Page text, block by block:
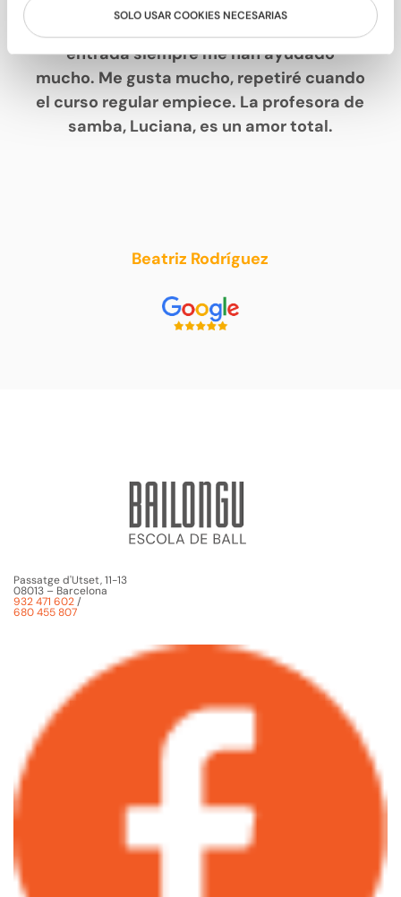
SOLO USAR COOKIES NECESARIAS
entrada siempre me han ayudado
mucho. Me gusta mucho, repetiré cuando
el curso regular empiece. La profesora de
samba, Luciana, es un amor total.
Beatriz Rodríguez
Passatge d'Utset, 11-13
08013 – Barcelona
932 471 602/
680 455 807